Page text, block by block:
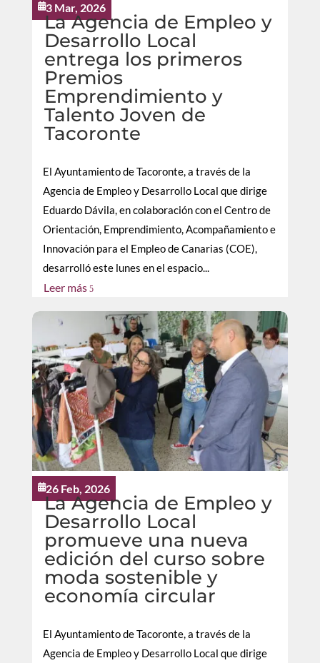
3 Mar, 2026
La Agencia de Empleo y
Desarrollo Local
entrega los primeros
Premios
Emprendimiento y
Talento Joven de
Tacoronte
El Ayuntamiento de Tacoronte, a través de la
Agencia de Empleo y Desarrollo Local que dirige
Eduardo Dávila, en colaboración con el Centro de
Orientación, Emprendimiento, Acompañamiento e
Innovación para el Empleo de Canarias (COE),
desarrolló este lunes en el espacio...
Leer más 5
26 Feb, 2026
La Agencia de Empleo y
Desarrollo Local
promueve una nueva
edición del curso sobre
moda sostenible y
economía circular
El Ayuntamiento de Tacoronte, a través de la
Agencia de Empleo y Desarrollo Local que dirige